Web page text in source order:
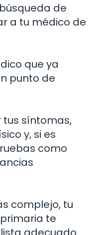
de
a tu médico de
que ya
punto de
tus síntomas,
y, si es
como
complejo, tu
te